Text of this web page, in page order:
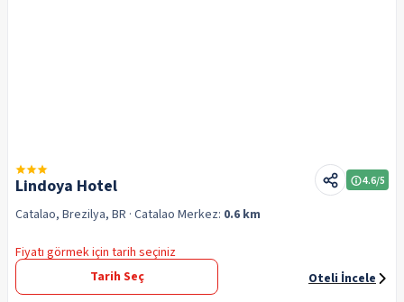
Lindoya Hotel 4.6/5
Catalao, Brezilya, BR · Catalao Merkez: 0.6 km
Fiyatı görmek için tarih seçiniz
Tarih Seç
Oteli İncele